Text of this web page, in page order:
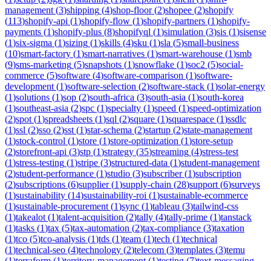
management (3)shipping (4)shop-floor(2)shopee (2)shopify
(113)shopify-api (1)shopify-flow (1)shopify-partners (1)shopify-
payments (1)shopify-plus (8)shopifyql (1)simulation (3)sis (1)sisense
(1)six-sigma (1)sizing (1)skills (4)sku (1)sla (5)small-business
(10)smart-factory (1)smart-narratives (1)smart-warehouse (1)smb
(9)sms-marketing (5)snapshots (1)snowflake (1)soc2 (5)social-
commerce (5)software (4)software-comparison (1)software-
development (1)software-selection (2)software-stack (1)solar-energy
(1)solutions (1)sop (2)south-africa (3)south-asia (1)south-korea
(1)southeast-asia (2)spc (1)specialty (1)speed (1)speed-optimization
(2)spot (1)spreadsheets (1)sql (2)square (1)squarespace (1)ssdlc
(1)ssl (2)sso (2)sst (1)star-schema (2)startup (2)state-management
(1)stock-control (1)store (1)store-optimization (1)store-setup
(2)storefront-api (3)stp (1)strategy (35)streaming (4)stress-test
(1)stress-testing (1)stripe (3)structured-data (1)student-management
(2)student-performance (1)studio (3)subscriber(1)subscription
(2)subscriptions (6)supplier(1)supply-chain (28)support (6)surveys
(1)sustainability (14)sustainability-roi (1)sustainable-ecommerce
(1)sustainable-procurement (1)sync (1)tableau (3)tailwind-css
(1)takealot (1)talent-acquisition (2)tally (4)tally-prime (1)tanstack
(1)tasks (1)tax (5)tax-automation (2)tax-compliance (3)taxation
(1)tco (5)tco-analysis (1)tds (1)team (1)tech (1)technical
(1)technical-seo (4)technology (2)telecom (3)templates (3)temu